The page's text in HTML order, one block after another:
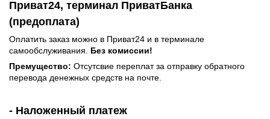
Приват24, терминал ПриватБанка
(предоплата)
Оплатить заказ можно в Приват24 и в терминале
самообслуживания. Без комиссии!
Премущество: Отсутсвие переплат за отправку обратного
перевода денежных средств на почте.
- Наложенный платеж